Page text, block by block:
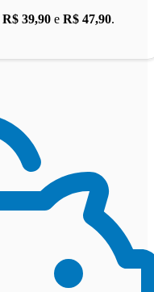
R$ 39,90 e R$ 47,90.